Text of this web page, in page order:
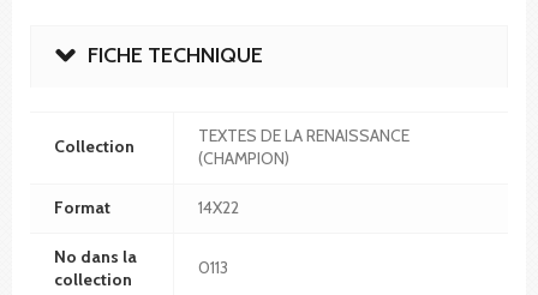
FICHE TECHNIQUE
Collection
TEXTES DE LA RENAISSANCE
(CHAMPION)
Format 14X22
No dans la
collection
0113